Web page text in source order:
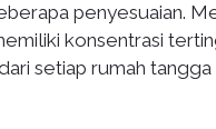
penyesuaian.
konsentrasi
setiap rumah tangga